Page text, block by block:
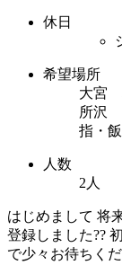
休日
希望場所
大宮
所沢
指・
人数
2人
はじめまして 将
登録しました??
で少々お待ちく